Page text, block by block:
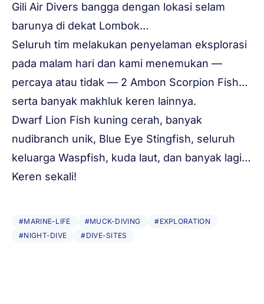
Gili Air Divers bangga dengan lokasi selam
barunya di dekat Lombok…
Seluruh tim melakukan penyelaman eksplorasi
pada malam hari dan kami menemukan —
percaya atau tidak — 2 Ambon Scorpion Fish…
serta banyak makhluk keren lainnya.
Dwarf Lion Fish kuning cerah, banyak
nudibranch unik, Blue Eye Stingfish, seluruh
keluarga Waspfish, kuda laut, dan banyak lagi…
Keren sekali!
#MARINE-LIFE #MUCK-DIVING
#EXPLORATION
#NIGHT-DIVE
#DIVE-SITES